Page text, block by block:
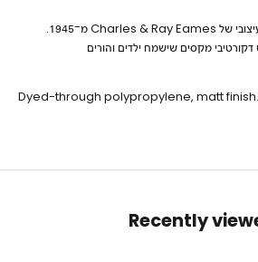
Eames Elephant – פיל עיצובי של Charles & Ray Eames מ־1945.
דקורטיבי מקסים שישמח ילדים והורים
Dyed-through polypropylene, matt
Recently